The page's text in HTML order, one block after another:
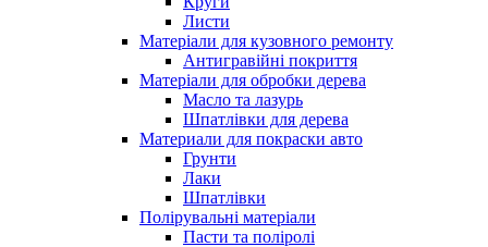
Листи
Матеріали для кузовного ремонту
Антигравійні покриття
Матеріали для обробки дерева
Масло та лазурь
Шпатлівки для дерева
Материали для покраски авто
Грунти
Лаки
Шпатлівки
Полірувальні матеріали
Пасти та поліролі